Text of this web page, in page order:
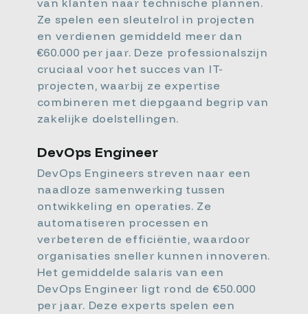
van klanten naar technische plannen.
Ze spelen een sleutelrol in projecten
en verdienen gemiddeld meer dan
€60.000 per jaar. Deze professionalszijn
cruciaal voor het succes van IT-
projecten, waarbij ze expertise
combineren met diepgaand begrip van
zakelijke doelstellingen.
DevOps Engineer
DevOps Engineers streven naar een
naadloze samenwerking tussen
ontwikkeling en operaties. Ze
automatiseren processen en
verbeteren de efficiëntie, waardoor
organisaties sneller kunnen innoveren.
Het gemiddelde salaris van een
DevOps Engineer ligt rond de €50.000
per jaar. Deze experts spelen een